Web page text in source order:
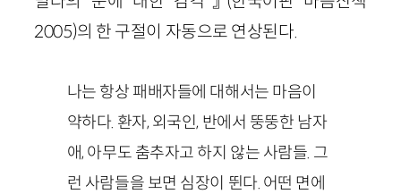
2005)의 한 구절이 자동으로 연상된다.
나는 항상 패배자들에 대해서는 마음이
약하다. 환자, 외국인, 반에서 뚱뚱한 남자
애, 아무도 춤추자고 하지 않는 사람들. 그
런 사람들을 보면 심장이 뛴다. 어떤 면에